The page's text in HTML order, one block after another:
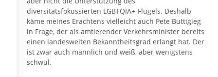
diversitätsfokussierten LGBTQIA+-Flügels. Deshalb
käme meines Erachtens vielleicht auch Pete Buttigieg
in Frage, der als amtierender Verkehrsminister bereits
einen landesweiten Bekanntheitsgrad erlangt hat. Der
ist zwar auch männlich und weiß, aber wenigstens
schwul.